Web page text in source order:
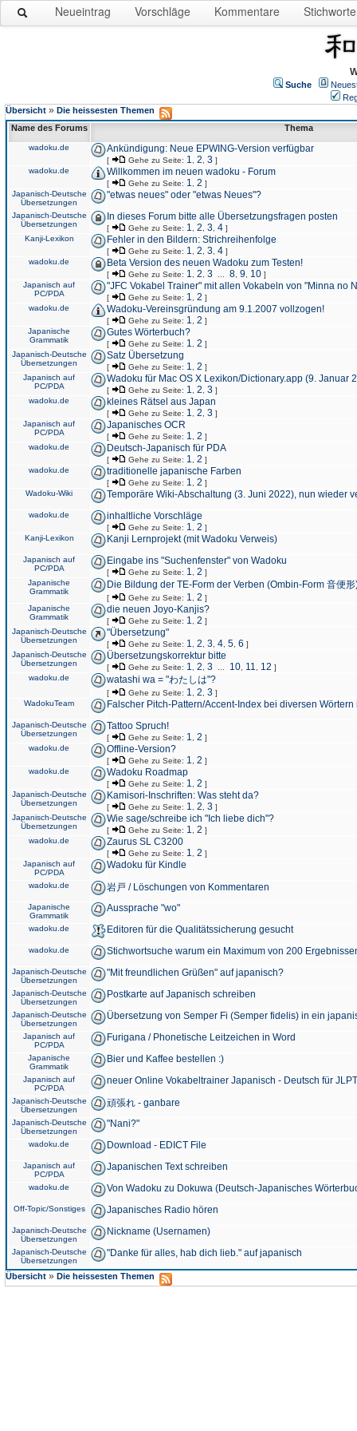
Neueintrag Vorschläge Kommentare Stichworte
Suche
Übersicht » Die heissesten Themen
Name des Forums
Thema
wadoku.de Ankündigung: Neue EPWING-Version verfügbar
[ Gehe zu Seite: 1 2 3 ]
wadoku.de
Willkommen im neuen wadoku - Forum
[ Gehe zu Seite: 1 2 ]
Japanisch-Deutsche
Übersetzungen
"etwas neues" oder "etwas Neues"?
Japanisch-Deutsche
Übersetzungen
In dieses Forum bitte alle Übersetzungsfragen posten
[ Gehe zu Seite: 1 2 3 4 ]
Kanji-Lexikon
Fehler in den Bildern: Strichreihenfolge
[ Gehe zu Seite: 1 2 3 4 ]
wadoku.de
Beta Version des neuen Wadoku zum Testen!
[ Gehe zu Seite: 1 2 3 8 9 10 ]
Japanisch auf
PC/PDA
"JFC Vokabel Trainer" mit allen Vokabeln von "Minna no
[ Gehe zu Seite: 1 2 ]
wadoku.de
Wadoku-Vereinsgründung am 9.1.2007 vollzogen!
[ Gehe zu Seite: 1 2 ]
Japanische
Grammatik
Gutes Wörterbuch?
[ Gehe zu Seite: 1 2 ]
Japanisch-Deutsche
Übersetzungen
Satz Übersetzung
[ Gehe zu Seite: 1 2 ]
Japanisch auf
PC/PDA
Wadoku für Mac OS X Lexikon/Dictionary.app (9. Januar
[ Gehe zu Seite: 1 2 3 ]
wadoku.de
kleines Rätsel aus Japan
[ Gehe zu Seite: 1 2 3 ]
Japanisch auf
PC/PDA
Japanisches OCR
[ Gehe zu Seite: 1 2 ]
wadoku.de
Deutsch-Japanisch für PDA
[ Gehe zu Seite: 1 2 ]
wadoku.de
traditionelle japanische Farben
[ Gehe zu Seite: 1 2 ]
Wadoku-Wiki
Temporäre Wiki-Abschaltung (3. Juni 2022), nun wieder
wadoku.de inhaltliche Vorschläge
[ Gehe zu Seite: 1 2 ]
Kanji-Lexikon
Kanji Lernprojekt (mit Wadoku Verweis)
Japanisch auf
PC/PDA
Eingabe ins "Suchenfenster" von Wadoku
[ Gehe zu Seite: 1 2 ]
Japanische
Grammatik
Die Bildung der TE-Form der Verben (Ombin-Form 音便形
[ Gehe zu Seite: 1 2 ]
Japanische
Grammatik
die neuen Joyo-Kanjis?
[ Gehe zu Seite: 1 2 ]
Japanisch-Deutsche
Übersetzungen
"Übersetzung"
[ Gehe zu Seite: 1 2 3 4 5 6 ]
Japanisch-Deutsche
Übersetzungen
Übersetzungskorrektur bitte
[ Gehe zu Seite: 1 2 3 10 11 12 ]
wadoku.de
watashi wa = "わたしは"?
[ Gehe zu Seite: 1 2 3 ]
WadokuTeam
Falscher Pitch-Pattern/Accent-Index bei diversen
Japanisch-Deutsche
Übersetzungen
Tattoo Spruch!
[ Gehe zu Seite: 1 2 ]
wadoku.de
Offline-Version?
[ Gehe zu Seite: 1 2 ]
wadoku.de
Wadoku Roadmap
[ Gehe zu Seite: 1 2 ]
Japanisch-Deutsche
Übersetzungen
Kamisori-Inschriften: Was steht da?
[ Gehe zu Seite: 1 2 3 ]
Japanisch-Deutsche
Übersetzungen
Wie sage/schreibe ich "Ich liebe dich"?
[ Gehe zu Seite: 1 2 ]
wadoku.de
Zaurus SL C3200
[ Gehe zu Seite: 1 2 ]
Japanisch auf
PC/PDA
Wadoku für Kindle
wadoku.de 岩戸 / Löschungen von Kommentaren
Japanische
Grammatik
Aussprache "wo"
wadoku.de Editoren für die Qualitätssicherung gesucht
wadoku.de Stichwortsuche warum ein Maximum von 200
Japanisch-Deutsche
Übersetzungen
"Mit freundlichen Grüßen" auf japanisch?
Japanisch-Deutsche
Übersetzungen
Postkarte auf Japanisch schreiben
Japanisch-Deutsche
Übersetzungen
Übersetzung von Semper Fi (Semper fidelis) in ein
Japanisch auf
PC/PDA
Furigana / Phonetische Leitzeichen in Word
Japanische
Grammatik
Bier und Kaffee bestellen :)
Japanisch auf
PC/PDA
neuer Online Vokabeltrainer Japanisch - Deutsch für
Japanisch-Deutsche
Übersetzungen
頑張れ - ganbare
Japanisch-Deutsche
Übersetzungen
"Nani?"
wadoku.de Download - EDICT File
Japanisch auf
PC/PDA
Japanischen Text schreiben
wadoku.de Von Wadoku zu Dokuwa (Deutsch-Japanisches
Off-Topic/Sonstiges Japanisches Radio hören
Japanisch-Deutsche
Übersetzungen
Nickname (Usernamen)
Japanisch-Deutsche
Übersetzungen
"Danke für alles, hab dich lieb." auf japanisch
Übersicht » Die heissesten Themen